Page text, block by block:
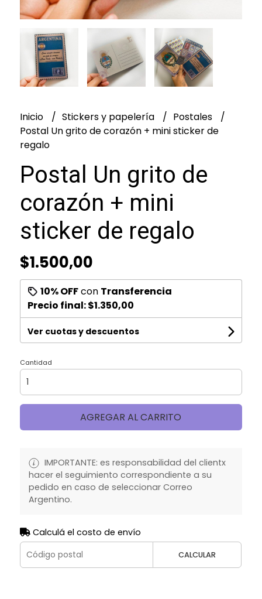
Inicio Stickers y papelería
Postales
Postal Un grito de corazón + mini sticker de
regalo
Postal Un grito de
corazón + mini
sticker de regalo
$1.500,00
10% OFFcon Transferencia
Precio final:$1.350,00
Ver cuotas y descuentos
Cantidad
AGREGAR AL CARRITO
IMPORTANTE: es responsabilidad del clientx
hacer el seguimiento correspondiente a su
pedido en caso de seleccionar Correo
Argentino.
Calculá el costo de envío
CALCULAR